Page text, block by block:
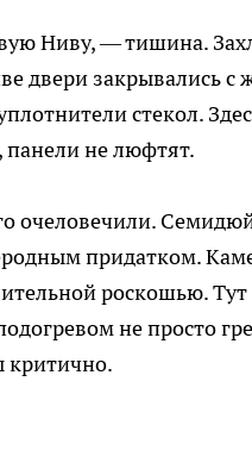
Ниву, — тишина.
двери закрывались с
стекол.
не люфтят.
очеловечили.
придатком.
роскошью. Тут
не просто
критично.